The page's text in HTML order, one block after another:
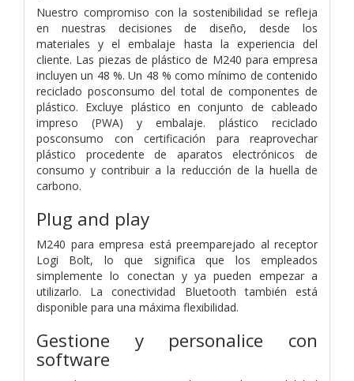
Nuestro compromiso con la sostenibilidad se refleja
en nuestras decisiones de diseño, desde los
materiales y el embalaje hasta la experiencia del
cliente. Las piezas de plástico de M240 para empresa
incluyen un 48 %. Un 48 % como mínimo de contenido
reciclado posconsumo del total de componentes de
plástico. Excluye plástico en conjunto de cableado
impreso (PWA) y embalaje. plástico reciclado
posconsumo con certificación para reaprovechar
plástico procedente de aparatos electrónicos de
consumo y contribuir a la reducción de la huella de
carbono.
Plug and play
M240 para empresa está preemparejado al receptor
Logi Bolt, lo que significa que los empleados
simplemente lo conectan y ya pueden empezar a
utilizarlo. La conectividad Bluetooth también está
disponible para una máxima flexibilidad.
Gestione y personalice con
software